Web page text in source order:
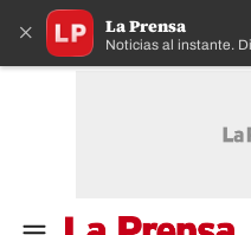
× La Prensa
Noticias al instante.